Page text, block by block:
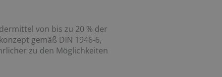
von bis zu 20 % der
gemäß DIN 1946-6,
zu den Möglichkeiten